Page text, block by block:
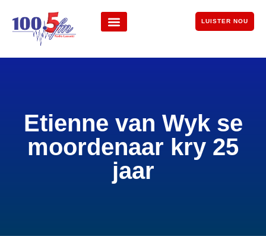
LUISTER NOU
Etienne van Wyk se
moordenaar kry 25
jaar